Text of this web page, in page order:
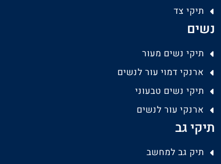
תיקי צד
נשים
תיקי נשים מעור
ארנקי דמוי עור לנשים
תיקי נשים טבעוני
ארנקי עור לנשים
תיקי גב
תיק גב למחשב